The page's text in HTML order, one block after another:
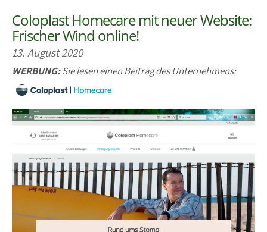
Coloplast Homecare mit neuer Website:
Frischer Wind online!
13. August 2020
WERBUNG:Sie lesen einen Beitrag des Unternehmens: